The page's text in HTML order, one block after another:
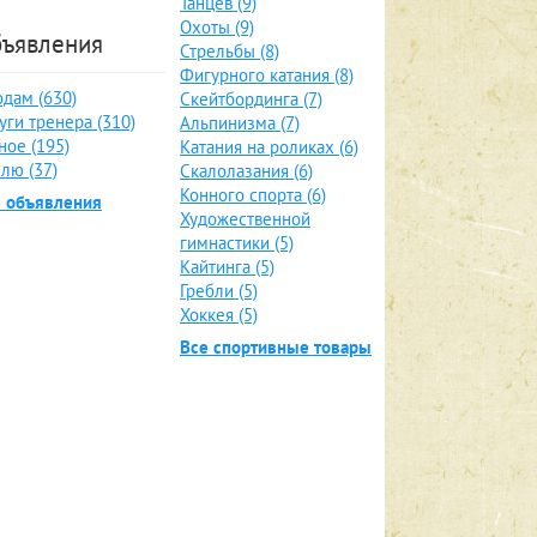
(630)
тренера (310)
(195)
(37)
объявления
Охоты (9)
Стрельбы (8)
Фигурного катания (8)
Скейтбординга (7)
Альпинизма (7)
Катания на роликах (6)
Скалолазания (6)
Конного спорта (6)
Художественной
гимнастики (5)
Кайтинга (5)
Гребли (5)
Хоккея (5)
Все спортивные товары